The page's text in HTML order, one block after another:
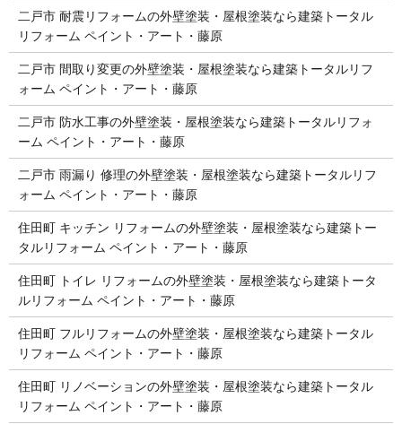
二戸市 耐震リフォームの外壁塗装・屋根塗装なら建築トータル
リフォーム ペイント・アート・藤原
二戸市 間取り変更の外壁塗装・屋根塗装なら建築トータルリフ
ォーム ペイント・アート・藤原
二戸市 防水工事の外壁塗装・屋根塗装なら建築トータルリフォ
ーム ペイント・アート・藤原
二戸市 雨漏り 修理の外壁塗装・屋根塗装なら建築トータルリフ
ォーム ペイント・アート・藤原
住田町 キッチン リフォームの外壁塗装・屋根塗装なら建築トー
タルリフォーム ペイント・アート・藤原
住田町 トイレ リフォームの外壁塗装・屋根塗装なら建築トータ
ルリフォーム ペイント・アート・藤原
住田町 フルリフォームの外壁塗装・屋根塗装なら建築トータル
リフォーム ペイント・アート・藤原
住田町 リノベーションの外壁塗装・屋根塗装なら建築トータル
リフォーム ペイント・アート・藤原